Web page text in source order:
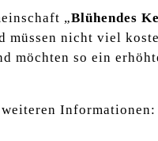
„Blühendes
müssen nicht viel
möchten so ein
Informationen: